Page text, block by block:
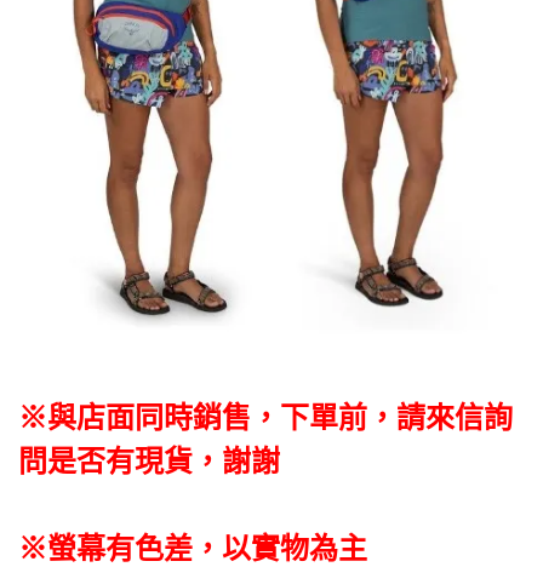
※與店面同時銷售 ， 下單前 ， 請來信詢
問是否有現貨，謝謝
※螢幕有色差，以實物為主